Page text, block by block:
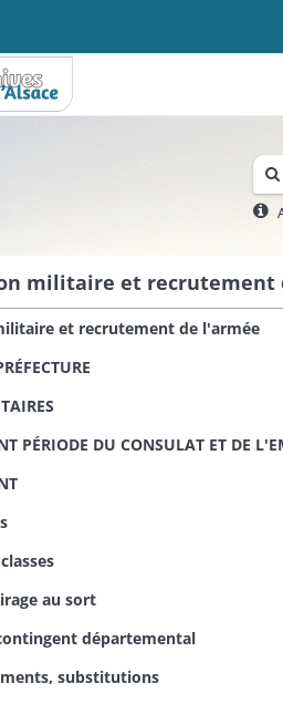
- Colmar
et recrutement de l'armée
PÉRIODE DU CONSULAT ET DE
au sort
départemental
substitutions